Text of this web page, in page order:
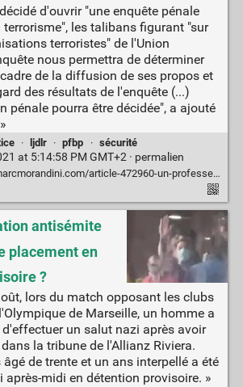
d'ouvrir "une enquête pénale
les talibans figurant "sur
terroristes" de l'Union
nous permettra de déterminer
de la diffusion de ses propos et
des résultats de l'enquête (...)
pénale pourra être décidée", a ajouté
· ljdlr · pfbp · sécurité
at 5:14:58 PM GMT+2 · permalien
mathematiques-de-nancy-a-ete-suspendu-et-fait-l-objet-d-une-enquete-pour-apologie-du-terrorisme-apres-avoir-qualifie-les-talibans-de-courageux.html
antisémite
placement en
?
lors du match opposant les clubs
de Marseille, un homme a
un salut nazi après avoir
la tribune de l'Allianz Riviera.
de trente et un ans interpellé a été
après-midi en détention provisoire. »